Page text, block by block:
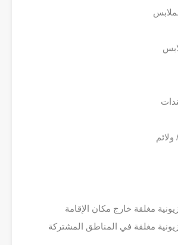
مغلقة خارج مكان الإقامة
مغلقة في المناطق المشتركة